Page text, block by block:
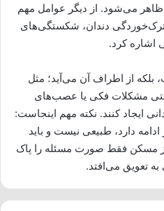
می‌شود. از دیگر عوامل مهم
دندان، شکستگی‌های
اشاره کرد.
بلکه از اطراف آن می‌آید؛ مثل
حتی مشکلات فکی یا عصب‌های
ایجاد کنند. نکته مهم اینجاست:
دارد، طبیعی نیست و باید
مسکن فقط صورت مسئله را پاک
تعویق می‌افتد.